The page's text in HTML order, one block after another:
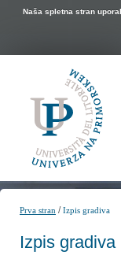
Naša spletna stran
Prva stran /Izpis gradiva
Izpis gradiva